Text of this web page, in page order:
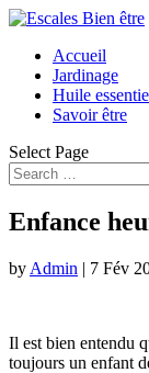
Accueil
Jardinage
Huile
Savoir être
Select Page
Enfance
by Admin | 7 Fév
Il est bien entendu
toujours un enfant